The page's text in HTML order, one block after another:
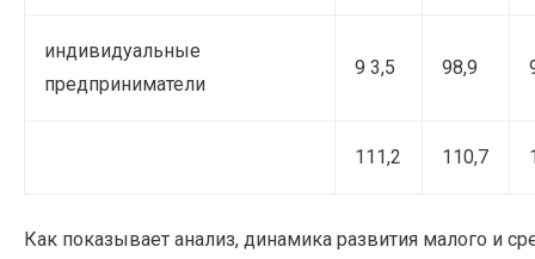
индивидуальные
предприниматели
9 3,5 98,9
111,2 110,7
Как показывает анализ, динамика развития малого и